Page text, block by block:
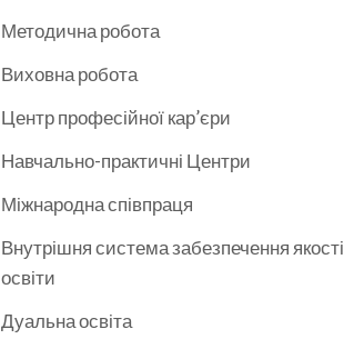
Методична робота
Виховна робота
Центр професійної кар’єри
Навчально-практичні Центри
Міжнародна співпраця
Внутрішня система забезпечення якості
освіти
Дуальна освіта